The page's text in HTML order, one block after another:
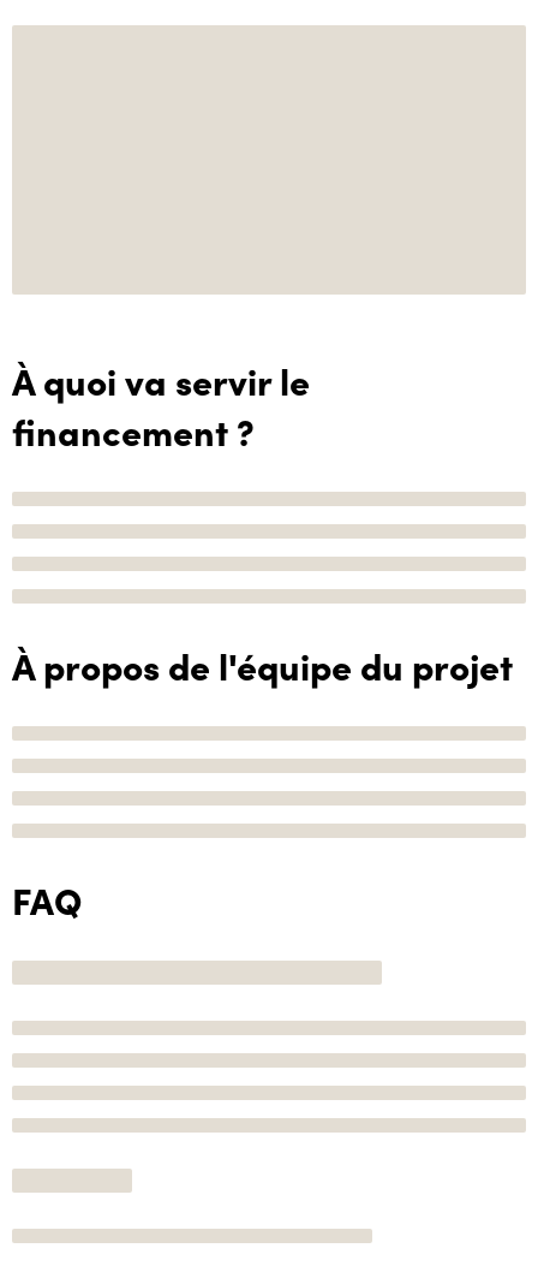
À quoi va servir le
financement ?
À propos de l'équipe du projet
FAQ